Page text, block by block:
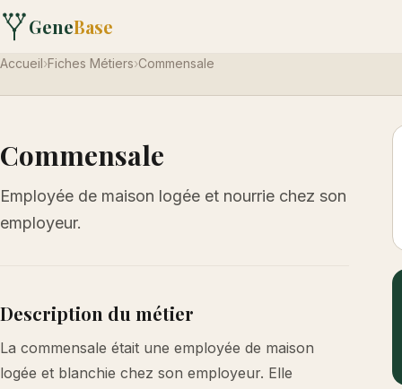
GeneBase
Accueil›Fiches Métiers›Commensale
Commensale
Employée de maison logée et nourrie chez son
employeur.
Description du métier
La commensale était une employée de maison
logée et blanchie chez son employeur. Elle